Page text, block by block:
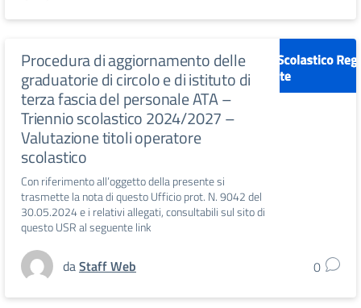
Procedura di aggiornamento delle
graduatorie di circolo e di istituto di
terza fascia del personale ATA –
Triennio scolastico 2024/2027 –
Valutazione titoli operatore
scolastico
Con riferimento all’oggetto della presente si
trasmette la nota di questo Ufficio prot. N. 9042 del
30.05.2024 e i relativi allegati, consultabili sul sito di
questo USR al seguente link
daStaff Web 0